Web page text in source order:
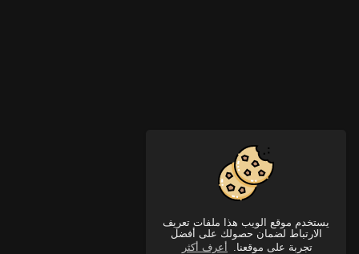
يستخدم موقع الويب هذا ملفات تعريف
الارتباط لضمان حصولك على أفضل
تجربة على موقعنا.
أعرف أكثر